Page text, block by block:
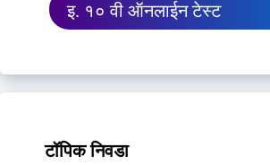
इ. १० वी ऑनलाईन टेस्ट
टॉपिक निवडा